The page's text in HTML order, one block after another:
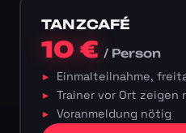
TANZCAFÉ
10 €/ Person
Einmalteilnahme,
Trainer vor Ort zeigen
Voranmeldung nötig